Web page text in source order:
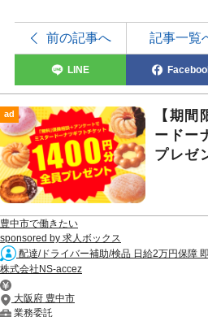
前の記事へ 記事一覧
LINE
ad
【期
ードー
プレゼ
豊中市で働きたい
sponsored by 求人ボックス
配達/ドライバー補助/検品 日給2万円保障
株式会社NS-accez
大阪府 豊中市
業務委託